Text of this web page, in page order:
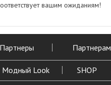
вашим ожиданиям!
Партнеры Партнерам
Модный Look SHOP